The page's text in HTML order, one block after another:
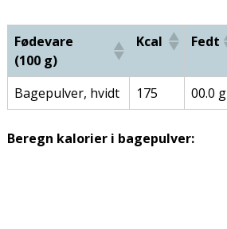
Fødevare
(100 g)
Kcal Fedt
Bagepulver, hvidt 175 00.0 g
Beregn kalorier i bagepulver: